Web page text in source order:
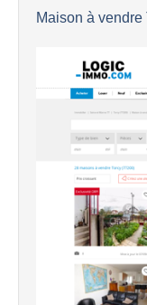
Maison à vendre